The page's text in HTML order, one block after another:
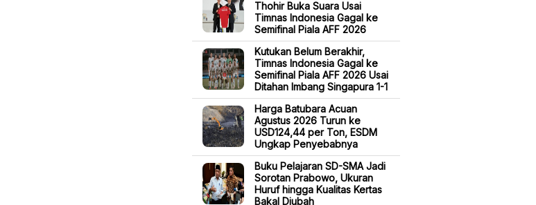
Thohir Buka Suara Usai
Timnas Indonesia Gagal ke
Semifinal Piala AFF 2026
Kutukan Belum Berakhir,
Timnas Indonesia Gagal ke
Semifinal Piala AFF 2026 Usai
Ditahan Imbang Singapura 1-1
Harga Batubara Acuan
Agustus 2026 Turun ke
USD124,44 per Ton, ESDM
Ungkap Penyebabnya
Buku Pelajaran SD-SMA Jadi
Sorotan Prabowo, Ukuran
Huruf hingga Kualitas Kertas
Bakal Diubah